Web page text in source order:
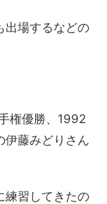
出場するなどの
権優勝、1992
伊藤みどりさん
練習してきたの